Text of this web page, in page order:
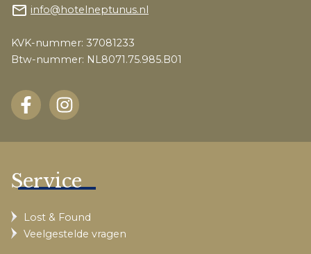
mail_outline info@hotelneptunus.nl
KVK-nummer: 37081233
Btw-nummer: NL8071.75.985.B01
Service
Lost & Found
Veelgestelde vragen